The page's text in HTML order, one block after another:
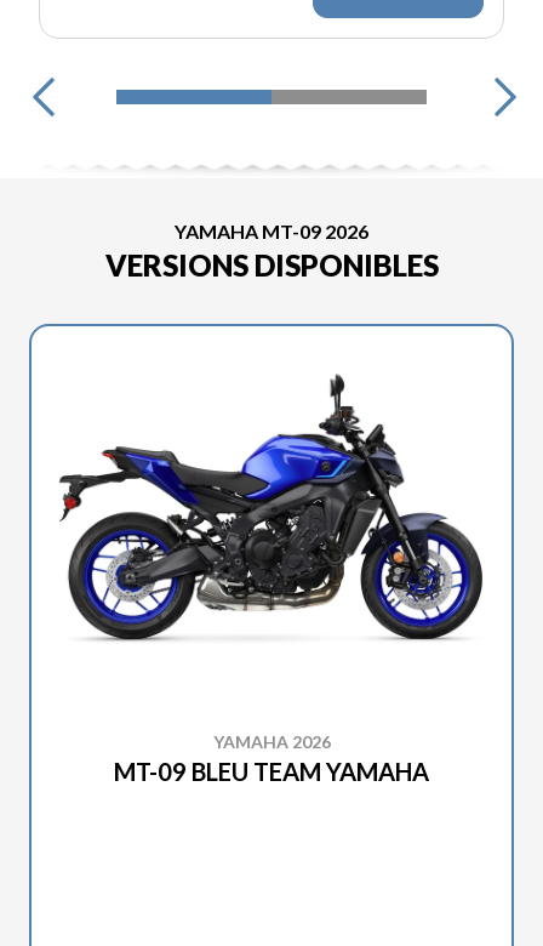
YAMAHA MT-09 2026
VERSIONS DISPONIBLES
YAMAHA 2026
MT-09 BLEU TEAM YAMAHA